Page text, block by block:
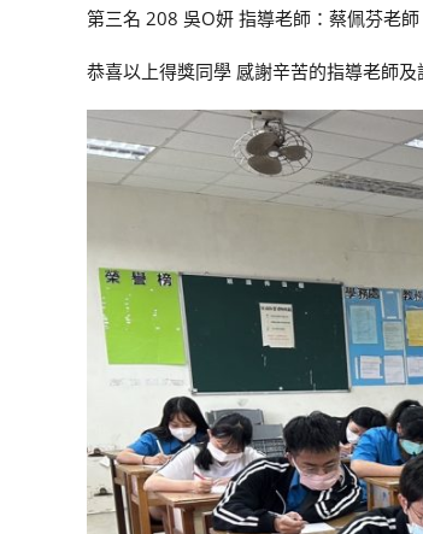
第三名 208 吳O妍 指導老師：蔡佩芬老師
恭喜以上得獎同學 感謝辛苦的指導老師及